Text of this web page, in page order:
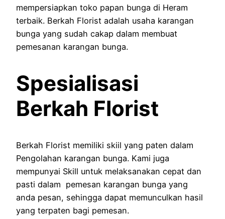
mempersiapkan toko papan bunga di Heram
terbaik. Berkah Florist adalah usaha karangan
bunga yang sudah cakap dalam membuat
pemesanan karangan bunga.
Spesialisasi
Berkah Florist
Berkah Florist memiliki skiil yang paten dalam
Pengolahan karangan bunga. Kami juga
mempunyai Skill untuk melaksanakan cepat dan
pasti dalam pemesan karangan bunga yang
anda pesan, sehingga dapat memunculkan hasil
yang terpaten bagi pemesan.